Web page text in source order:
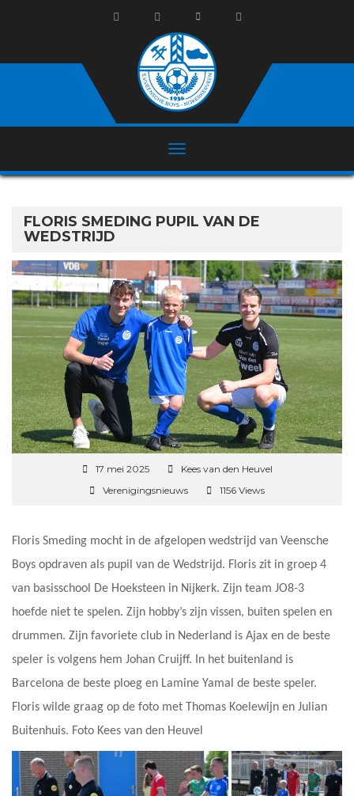
FLORIS SMEDING PUPIL VAN DE
WEDSTRIJD
17 mei 2025
Kees van den Heuvel
Verenigingsnieuws
1156 Views
Floris Smeding mocht in de afgelopen wedstrijd van Veensche
Boys opdraven als pupil van de Wedstrijd. Floris zit in groep 4
van basisschool De Hoeksteen in Nijkerk. Zijn team JO8-3
hoefde niet te spelen. Zijn hobby’s zijn vissen, buiten spelen en
drummen. Zijn favoriete club in Nederland is Ajax en de beste
speler is volgens hem Johan Cruijff. In het buitenland is
Barcelona de beste ploeg en Lamine Yamal de beste speler.
Floris wilde graag op de foto met Thomas Koelewijn en Julian
Buitenhuis. Foto Kees van den Heuvel